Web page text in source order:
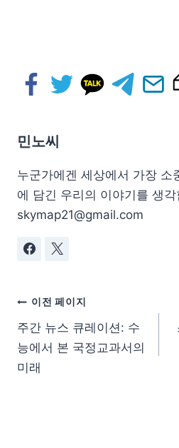
민노씨
누군가에겐 세상에서 가장 소
에 담긴 우리의 이야기를 생각
skymap21@gmail.com
이전 페이지
주간 뉴스 큐레이션: 수
능에서 본 국정교과서의
미래